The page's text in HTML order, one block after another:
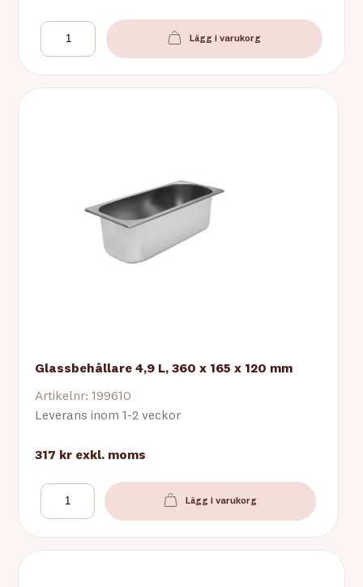
Lägg i varukorg
Glassbehållare 4,9 L, 360 x 165 x 120 mm
Artikelnr: 199610
Leverans inom 1-2 veckor
317 kr exkl. moms
Lägg i varukorg